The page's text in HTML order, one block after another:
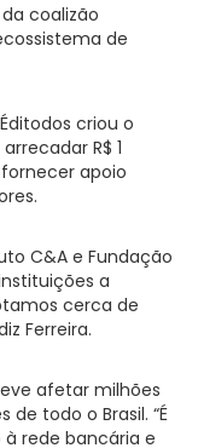
coalizão
de
criou o
R$ 1
apoio
C&A e Fundação
a
cerca de
Ferreira.
afetar milhões
todo o Brasil. “É
rede bancária e